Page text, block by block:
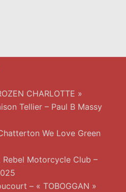
CHARLOTTE »
Tellier – Paul B Massy
We Love Green
Motorcycle Club –
– « TOBOGGAN »